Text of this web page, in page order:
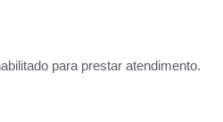
para prestar atendimento.